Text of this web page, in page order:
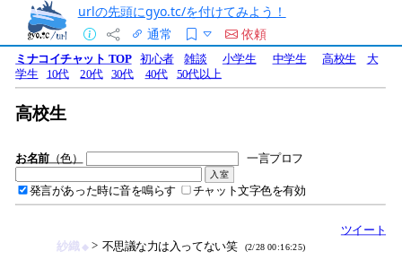
urlの先頭にgyo.tc/を付けてみよう！
通常
依頼